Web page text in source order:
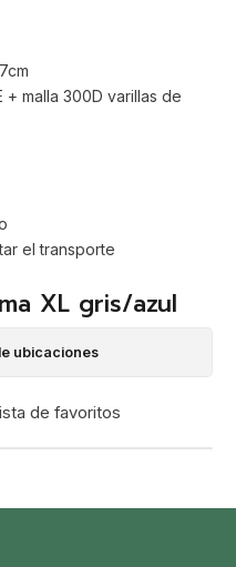
+ malla 300D varillas de
el transporte
XL gris/azul
ubicaciones
de favoritos